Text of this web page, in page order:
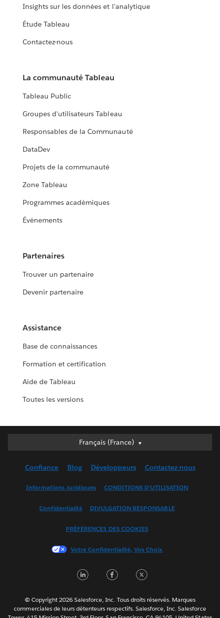
Insights sur les données et l'analytique
Étude Tableau
Contactez-nous
La communauté Tableau
Tableau Public
Groupes d'utilisateurs Tableau
Responsables de la Communauté
DataDev
Projets de la communauté
Zone Tableau
Programmes académiques
Événements
Partenaires
Trouver un partenaire
Devenir partenaire
Assistance
Base de connaissances
Formation et certification
Aide de Tableau
Toutes les versions
Français (France)
Français (France)
English (UK)
Français (Canada)
한국어
Português
ไทย
Confiance Blog Développeurs Contactez-nous
Informations Juridiques CONDITIONS D'UTILISATION
Confidentialité DIVULGATION RESPONSABLE
PRÉFÉRENCES DES COOKIES
Votre Confidentialité, Vos Choix
LinkedInFacebook
© Copyright 2026 Salesforce, Inc. Tous droits réservés. Marques
commerciales de leurs détenteurs respectifs. Salesforce, Inc. Salesforce